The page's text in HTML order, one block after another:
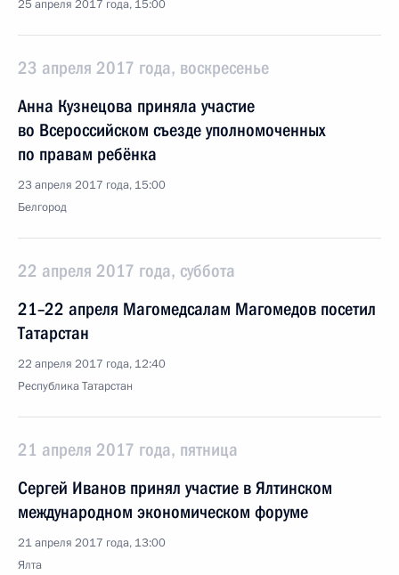
25 апреля 2017 года, 15:00
23 апреля 2017 года, воскресенье
Анна Кузнецова приняла участие
во Всероссийском съезде уполномоченных
по правам ребёнка
23 апреля 2017 года, 15:00
Белгород
22 апреля 2017 года, суббота
21–22 апреля Магомедсалам Магомедов посетил
Татарстан
22 апреля 2017 года, 12:40
Республика Татарстан
21 апреля 2017 года, пятница
Сергей Иванов принял участие в Ялтинском
международном экономическом форуме
21 апреля 2017 года, 13:00
Ялта